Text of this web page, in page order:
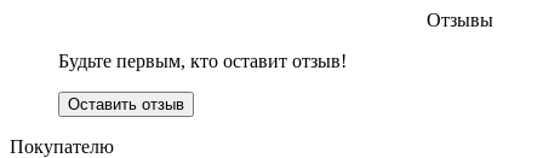
Отзывы
Будьте первым, кто оставит отзыв!
Оставить отзыв
Покупателю